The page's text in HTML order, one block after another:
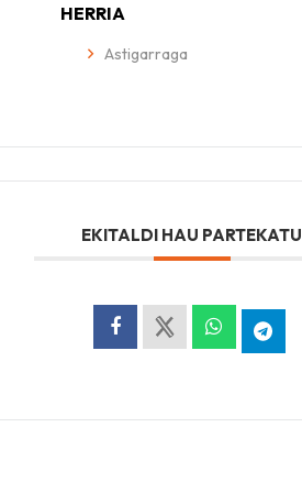
HERRIA
Astigarraga
EKITALDI HAU PARTEKATU